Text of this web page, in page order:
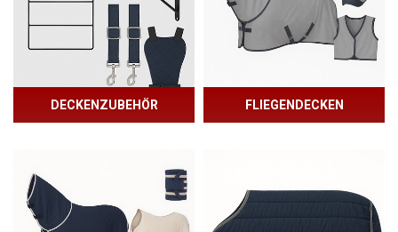
DECKENZUBEHÖR FLIEGENDECKEN